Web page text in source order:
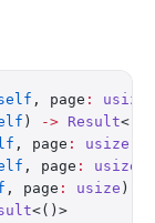
, page : usize
) -> Result<()>
, page : usize
, page : usize
, page : usize )
<()>